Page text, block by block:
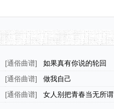
[通俗曲谱]
如果真有你说的轮回
[通俗曲谱]
做我自己
[通俗曲谱] 女人别把青春当无所谓